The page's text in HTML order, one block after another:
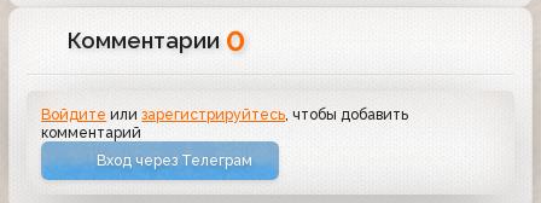
Комментарии 0
Войдите илизарегистрируйтесь , чтобы добавить
комментарий
Вход через Телеграм